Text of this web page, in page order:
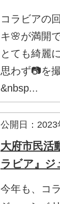
コラビアの
キ🌸が満開
とても綺麗
思わず📷を
&nbsp...
公開日：2023
大府市民活
ラビア』ジ
今年も、コ